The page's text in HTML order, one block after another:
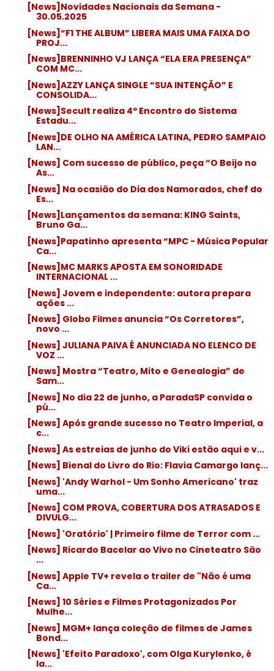
[News]Novidades Nacionais da Semana -
30.05.2025
[News]“F1 THE ALBUM” LIBERA MAIS UMA FAIXA DO
PROJ...
[News]BRENNINHO VJ LANÇA “ELA ERA PRESENÇA”
COM MC...
[News]AZZY LANÇA SINGLE “SUA INTENÇÃO” E
CONSOLIDA...
[News]Secult realiza 4º Encontro do Sistema
Estadu...
[News]DE OLHO NA AMÉRICA LATINA, PEDRO SAMPAIO
LAN...
[News] Com sucesso de público, peça “O Beijo no
As...
[News] Na ocasião do Dia dos Namorados, chef do
Es...
[News]Lançamentos da semana: KING Saints,
Bruno Ga...
[News]Papatinho apresenta “MPC - Música Popular
Ca...
[News]MC MARKS APOSTA EM SONORIDADE
INTERNACIONAL ...
[News] Jovem e independente: autora prepara
ações ...
[News] Globo Filmes anuncia “Os Corretores”,
novo ...
[News] JULIANA PAIVA É ANUNCIADA NO ELENCO DE
VOZ ...
[News] Mostra “Teatro, Mito e Genealogia” de
Sam...
[News] No dia 22 de junho, a ParadaSP convida o
pú...
[News] Após grande sucesso no Teatro Imperial, a
c...
[News] As estreias de junho do Viki estão aqui e v...
[News] Bienal do Livro do Rio: Flavia Camargo lanç...
[News] 'Andy Warhol - Um Sonho Americano' traz
uma...
[News] COM PROVA, COBERTURA DOS ATRASADOS E
DIVULG...
[News] 'Oratório' | Primeiro filme de Terror com ...
[News] Ricardo Bacelar ao Vivo no Cineteatro São
...
[News] Apple TV+ revela o trailer de "Não é uma
Ca...
[News] 10 Séries e Filmes Protagonizados Por
Mulhe...
[News] MGM+ lança coleção de filmes de James
Bond...
[News] 'Efeito Paradoxo', com Olga Kurylenko, é
la...